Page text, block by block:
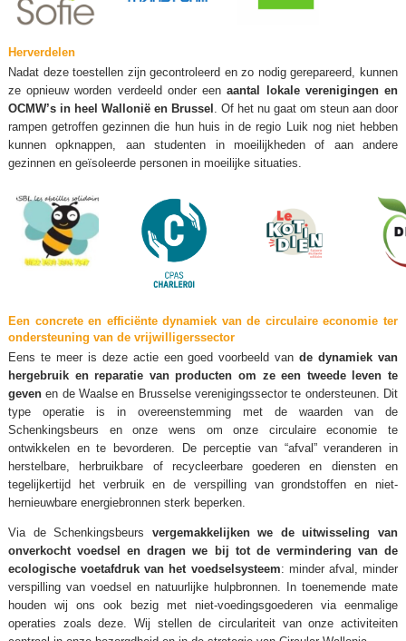
Herverdelen
Nadat deze toestellen zijn gecontroleerd en zo nodig gerepareerd, kunnen
ze opnieuw worden verdeeld onder eenaantal lokale verenigingen en
OCMW’s in heel Wallonië en Brussel
. Of het nu gaat om steun aan door
rampen getroffen gezinnen die hun huis in de regio Luik nog niet hebben
kunnen opknappen, aan studenten in moeilijkheden of aan andere
gezinnen en geïsoleerde personen in moeilijke situaties.
Een concrete en efficiënte dynamiek van de circulaire economie ter
ondersteuning van de vrijwilligerssector
Eens te meer is deze actie een goed voorbeeld vande dynamiek van
hergebruik en reparatie van producten om ze een tweede leven te
gevenen de Waalse en Brusselse verenigingssector te ondersteunen. Dit
type operatie is in overeenstemming met de waarden van de
Schenkingsbeurs en onze wens om onze circulaire economie te
ontwikkelen en te bevorderen. De perceptie van “afval” veranderen in
herstelbare, herbruikbare of recycleerbare goederen en diensten en
tegelijkertijd het verbruik en de verspilling van grondstoffen en niet-
hernieuwbare energiebronnen sterk beperken.
Via de Schenkingsbeurs vergemakkelijken we de uitwisseling van
onverkocht voedsel en dragen we bij tot de vermindering van de
ecologische voetafdruk van het voedselsysteem: minder afval, minder
verspilling van voedsel en natuurlijke hulpbronnen. In toenemende mate
houden wij ons ook bezig met niet-voedingsgoederen via eenmalige
operaties zoals deze. Wij stellen de circulariteit van onze activiteiten